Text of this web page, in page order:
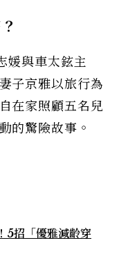
與車太鉉主
子京雅以旅行為
在家照顧五名兒
的驚險故事。
5招「優雅減齡穿